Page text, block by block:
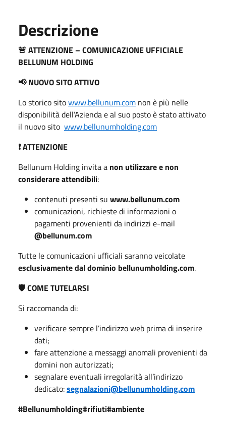
Descrizione
🚨 ATTENZIONE – COMUNICAZIONE UFFICIALE
BELLUNUM HOLDING
📢NUOVO SITO ATTIVO
Lo storico sitowww.bellunum.com non è più nelle
disponibilità dell’Azienda e al suo posto è stato attivato
il nuovo sito www.bellunumholding.com
❗️ATTENZIONE
Bellunum Holding invita a non utilizzare e non
considerare attendibili:
contenuti presenti su www.bellunum.com
comunicazioni, richieste di informazioni o
pagamenti provenienti da indirizzi e-mail
@bellunum.com
Tutte le comunicazioni ufficiali saranno veicolate
esclusivamente dal dominio bellunumholding.com.
🛡️ COME TUTELARSI
Si raccomanda di:
verificare sempre l’indirizzo web prima di inserire
dati;
fare attenzione a messaggi anomali provenienti da
domini non autorizzati;
segnalare eventuali irregolarità all’indirizzo
dedicato:segnalazioni@bellunumholding.com
#Bellunumholding#rifiuti#ambiente